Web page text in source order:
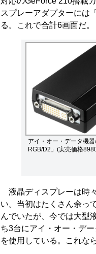
スプレーアダプターには「
る。これで合計6画面だ。
アイ・オー・データ機
RGB/D2」(実売価格
液晶ディスプレーは時
い。当初はたくさん余っ
んでいたが、今では大型
ち3台にアイ・オー・デ
を使用している。これな